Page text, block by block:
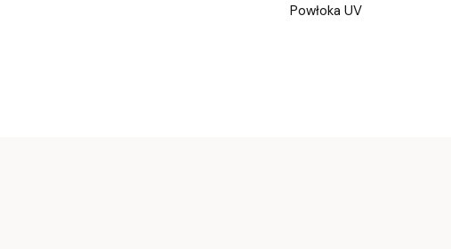
Powłoka UV